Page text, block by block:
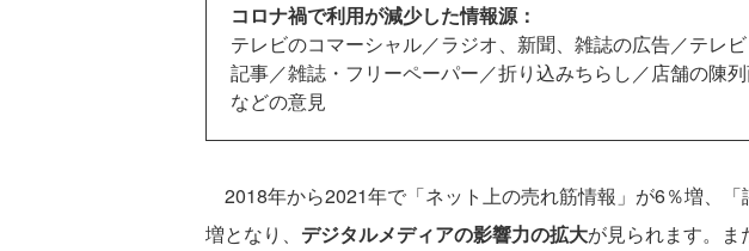
コロナ禍で利用が減少した情報源：
テレビのコマーシャル／ラジオ、新聞、雑誌の広告／テレ
記事／雑誌・フリーペーパー／折り込みちらし／店舗の陳
などの意見
2018年から2021年で「ネット上の売れ筋情報」が6％増、「
増となり、 デジタルメディアの影響力の拡大が見られます。ま